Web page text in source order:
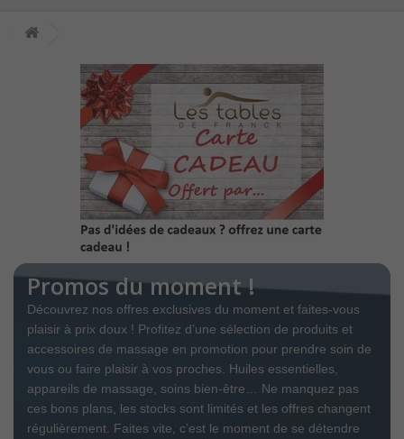
Promos du moment !
Découvrez nos offres exclusives du moment et faites-vous
plaisir à prix doux ! Profitez d’une sélection de produits et
accessoires de massage en promotion pour prendre soin de
vous ou faire plaisir à vos proches. Huiles essentielles,
appareils de massage, soins bien-être… Ne manquez pas
ces bons plans, les stocks sont limités et les offres changent
régulièrement. Faites vite, c’est le moment de se détendre